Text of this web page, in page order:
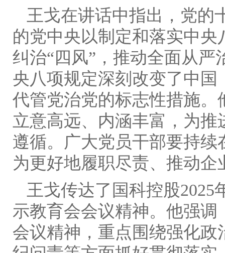
王戈在讲话中指出，党的
的党中央以制定和落实中
纠治“四风”，推动全面从
央八项规定深刻改变了中
代管党治党的标志性措施
立意高远、内涵丰富，为
遵循。广大党员干部要持
为更好地履职尽责、推动
王戈传达了国科控股
示教育会会议精神。他强
会议精神，重点围绕强化